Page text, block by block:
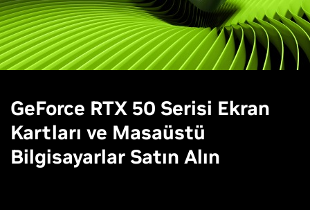
GeForce RTX 50 Serisi Ekran
Kartları ve Masaüstü
Bilgisayarlar Satın Alın